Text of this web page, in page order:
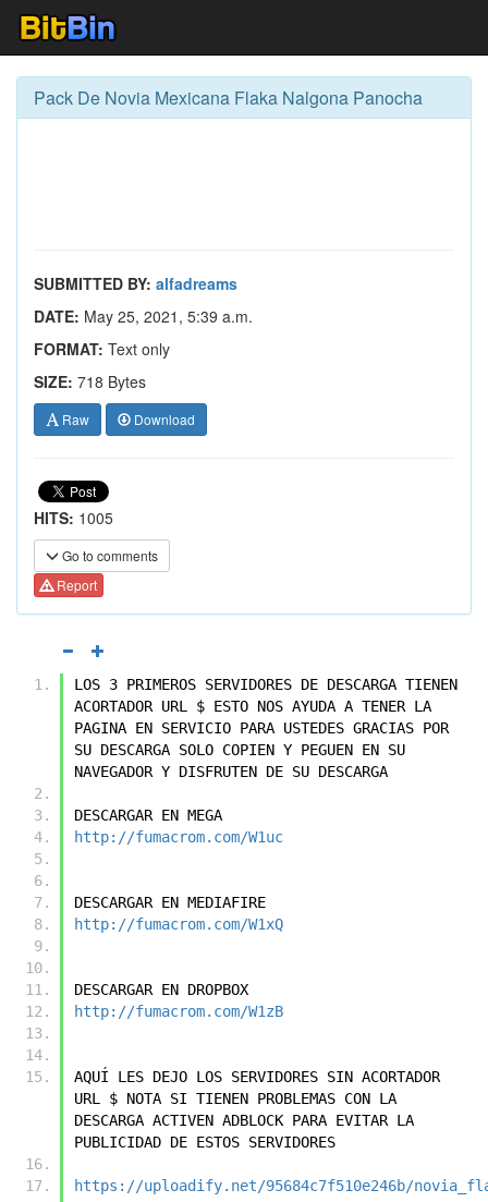
Pack De Novia Mexicana Flaka Nalgona Panocha
SUBMITTED BY: alfadreams
DATE: May 25, 2021, 5:39 a.m.
FORMAT: Text only
SIZE: 718 Bytes
Raw Download
HITS: 1005
Go to comments
Report
LOS 3 PRIMEROS SERVIDORES DE DESCARGA TIENEN
ACORTADOR URL $ ESTO NOS AYUDA A TENER LA
PAGINA EN SERVICIO PARA USTEDES GRACIAS POR
SU DESCARGA SOLO COPIEN Y PEGUEN EN SU
NAVEGADOR Y DISFRUTEN DE SU DESCARGA
DESCARGAR EN MEGA
http://fumacrom.com/W1uc
DESCARGAR EN MEDIAFIRE
http://fumacrom.com/W1xQ
DESCARGAR EN DROPBOX
http://fumacrom.com/W1zB
AQUÍ LES DEJO LOS SERVIDORES SIN ACORTADOR
URL $ NOTA SI TIENEN PROBLEMAS CON LA
DESCARGA ACTIVEN ADBLOCK PARA EVITAR LA
PUBLICIDAD DE ESTOS SERVIDORES
https://uploadify.net/95684c7f510e246b/